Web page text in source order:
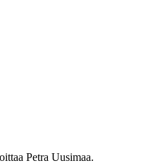
Petra Uusimaa.